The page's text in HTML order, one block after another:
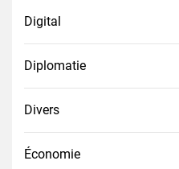
Digital
Diplomatie
Divers
Économie